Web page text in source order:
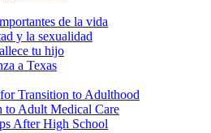
de la vida
y la sexualidad
tu hijo
a Texas
Transition to Adulthood
to Adult Medical Care
After High School